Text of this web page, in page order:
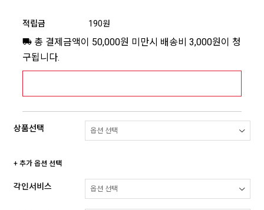
적립금 190원
총 결제금액이 50,000원 미만시 배송비 3,000원이 청
구됩니다.
상품선택
+ 추가 옵션 선택
각인서비스